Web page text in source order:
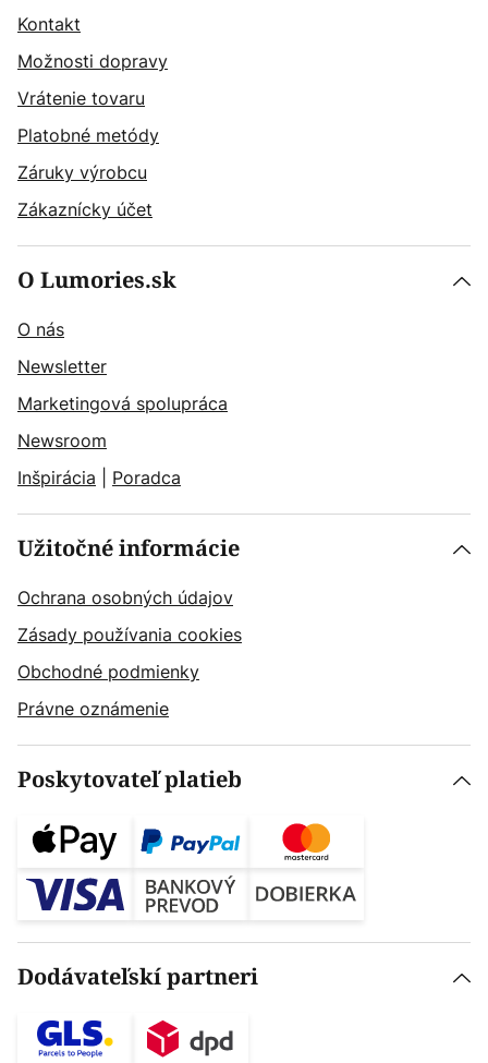
Kontakt
Možnosti dopravy
Vrátenie tovaru
Platobné metódy
Záruky výrobcu
Zákaznícky účet
O Lumories.sk
O nás
Newsletter
Marketingová spolupráca
Newsroom
Inšpirácia
Poradca
Užitočné informácie
Ochrana osobných údajov
Zásady používania cookies
Obchodné podmienky
Právne oznámenie
Poskytovateľ platieb
Dodávateľskí partneri